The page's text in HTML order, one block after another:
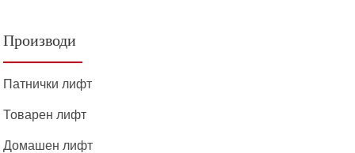
Производи
Патнички лифт
Товарен лифт
Домашен лифт